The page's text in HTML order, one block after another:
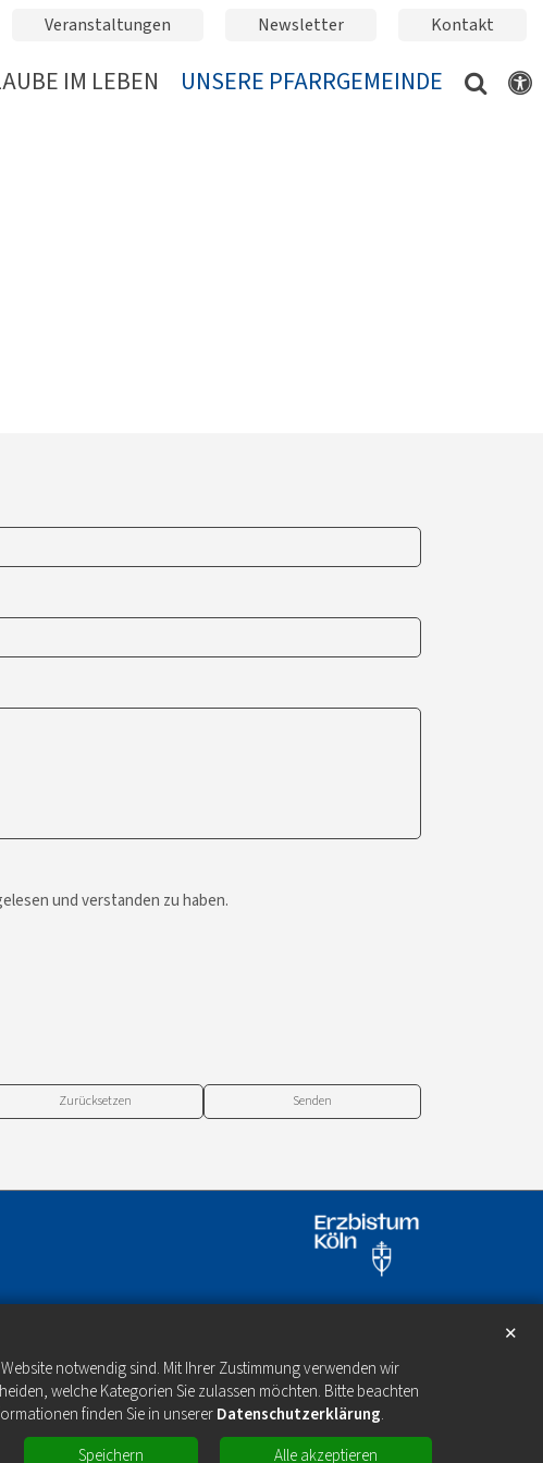
notwendig sind. Mit Ihrer Zustimmung verwenden wir
welche Kategorien Sie zulassen möchten. Bitte beachten
finden Sie in unsererDatenschutzerklärung.
Speichern Alle akzeptieren
✕
Veranstaltungen Newsletter Kontakt
IM LEBEN UNSERE PFARRGEMEINDE
und verstanden zu haben.
Zurücksetzen